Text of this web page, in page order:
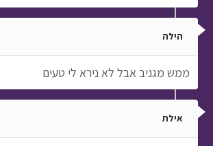
הילה
ממש מגניב אבל לא נירא לי טעים
אילת